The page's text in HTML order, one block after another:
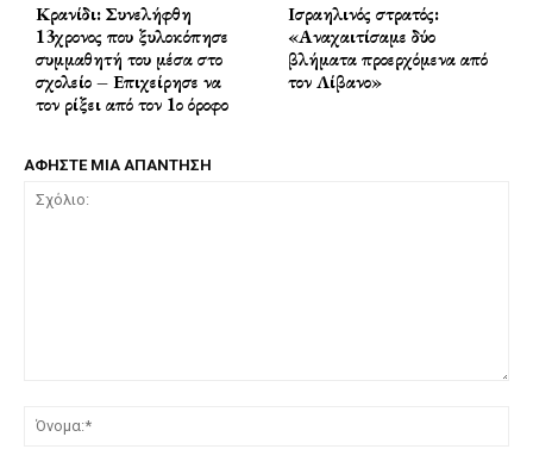
Κρανίδι: Συνελήφθη
13χρονος που ξυλοκόπησε
συμμαθητή του μέσα στο
σχολείο – Επιχείρησε να
τον ρίξει από τον 1ο όροφο
Ισραηλινός στρατός:
«Αναχαιτίσαμε δύο
βλήματα προερχόμενα από
τον Λίβανο»
ΑΦΗΣΤΕ ΜΙΑ ΑΠΑΝΤΗΣΗ